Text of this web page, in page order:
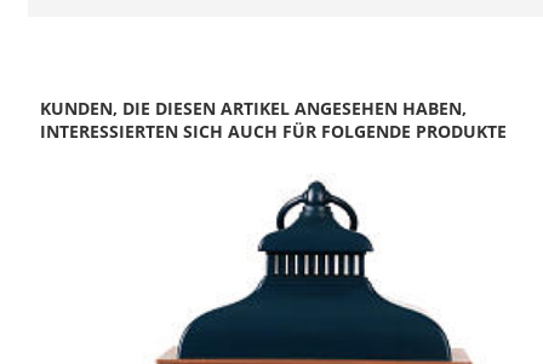
KUNDEN, DIE DIESEN ARTIKEL ANGESEHEN HABEN,
INTERESSIERTEN SICH AUCH FÜR FOLGENDE PRODUKTE